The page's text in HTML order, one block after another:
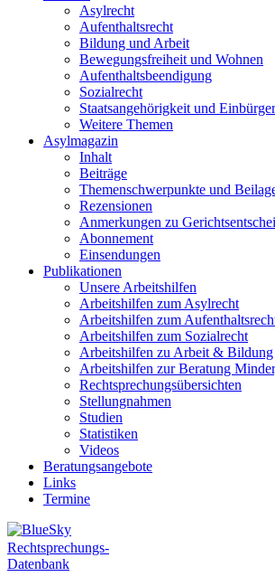
Asylrecht
Aufenthaltsrecht
Bildung und Arbeit
Bewegungsfreiheit und Wohnen
Aufenthaltsbeendigung
Sozialrecht
Staatsangehörigkeit und
Weitere Themen
Asylmagazin
Inhalt
Beiträge
Themenschwerpunkte und
Rezensionen
Anmerkungen zu
Abonnement
Einsendungen
Publikationen
Unsere Arbeitshilfen
Arbeitshilfen zum Asylrecht
Arbeitshilfen zum
Arbeitshilfen zum Sozialrecht
Arbeitshilfen zu Arbeit & Bildung
Arbeitshilfen zur Beratung
Rechtsprechungsübersichten
Stellungnahmen
Studien
Statistiken
Videos
Beratungsangebote
Links
Termine
Rechtsprechungs-
Datenbank